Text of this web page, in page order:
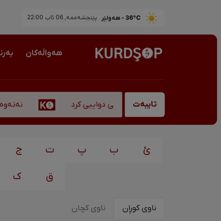
36°C - هەولێر پێنجشەممە, 06 ئاب 22:00
هەواڵەکان
تایبەت
"قادر سۆفیانی" کۆچی دواییی کرد
ئ ب پ ت ج
ق ک
ناوی کوڕان ناوی کچان